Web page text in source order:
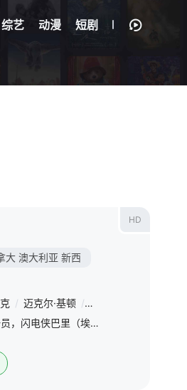
综艺 动漫 短剧
/ 艾拉·巴伦坦 / 卢克·布兰登·菲尔德
HD
大 澳大利亚 新西
/ 迈克尔·基顿 / 萨莎·卡莱
自从成为正义联盟中的一员，闪电侠巴里（埃兹拉·米勒 Ezra Miller 饰）便成为一个日夜忙碌的超级英雄。可是虽然他已经具备了拯救世人的非凡能力，却依旧对自己既定的命运束手无策。父亲弑妻案（朗·里